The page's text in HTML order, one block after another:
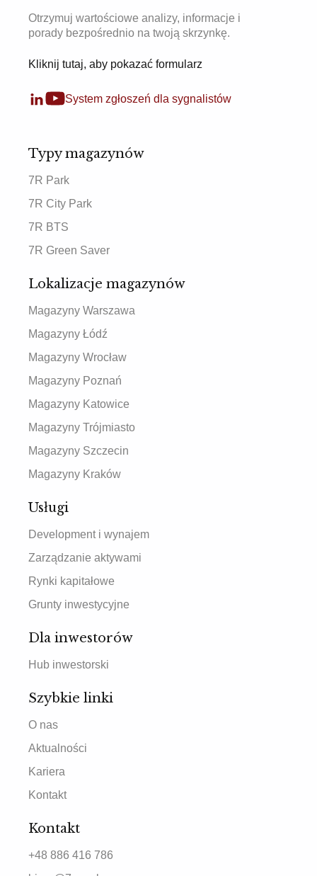
Otrzymuj wartościowe analizy, informacje i
porady bezpośrednio na twoją skrzynkę.
Kliknij tutaj, aby pokazać formularz
System zgłoszeń dla sygnalistów
Typy magazynów
7R Park
7R City Park
7R BTS
7R Green Saver
Lokalizacje magazynów
Magazyny Warszawa
Magazyny Łódź
Magazyny Wrocław
Magazyny Poznań
Magazyny Katowice
Magazyny Trójmiasto
Magazyny Szczecin
Magazyny Kraków
Usługi
Development i wynajem
Zarządzanie aktywami
Rynki kapitałowe
Grunty inwestycyjne
Dla inwestorów
Hub inwestorski
Szybkie linki
O nas
Aktualności
Kariera
Kontakt
Kontakt
+48 886 416 786